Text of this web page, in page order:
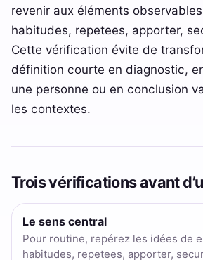
revenir aux éléments
habitudes, repetees, apporter,
Cette vérification évite de
définition courte en diagnostic,
une personne ou en conclusion
les contextes.
Trois vérifications avant
Le sens central
Pour routine, repérez les idées de
habitudes, repetees, apporter,